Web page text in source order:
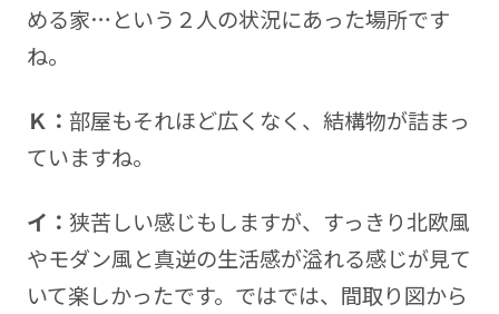
める家…という２人の状況にあった場所です
ね。
Ｋ： 部屋もそれほど広くなく、結構物が詰まっ
ていますね。
イ： 狭苦しい感じもしますが、すっきり北欧風
やモダン風と真逆の生活感が溢れる感じが見て
いて楽しかったです。ではでは、間取り図から